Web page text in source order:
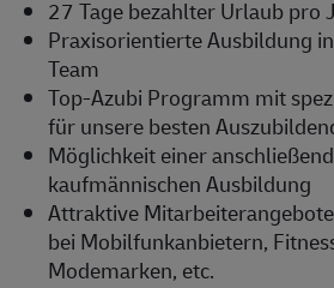
27 Tage bezahlter Urlaub pro
Praxisorientierte Ausbildung
Team
Top-Azubi Programm mit
für unsere besten
Möglichkeit einer
kaufmännischen Ausbildung
Attraktive
bei Mobilfunkanbietern,
Modemarken, etc.